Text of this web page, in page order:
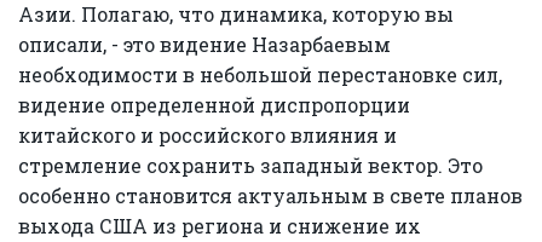
Азии. Полагаю, что динамика, которую вы
описали, - это видение Назарбаевым
необходимости в небольшой перестановке сил,
видение определенной диспропорции
китайского и российского влияния и
стремление сохранить западный вектор. Это
особенно становится актуальным в свете планов
выхода США из региона и снижение их